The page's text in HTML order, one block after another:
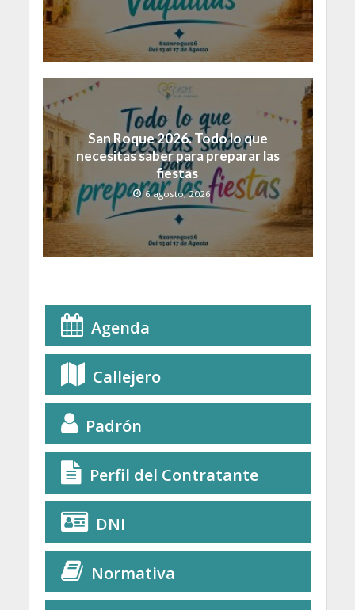
San Roque 2026. Todo lo que
necesitas saber para preparar las
fiestas
6 agosto, 2026
Agenda
Callejero
Padrón
Perfil del Contratante
DNI
Normativa